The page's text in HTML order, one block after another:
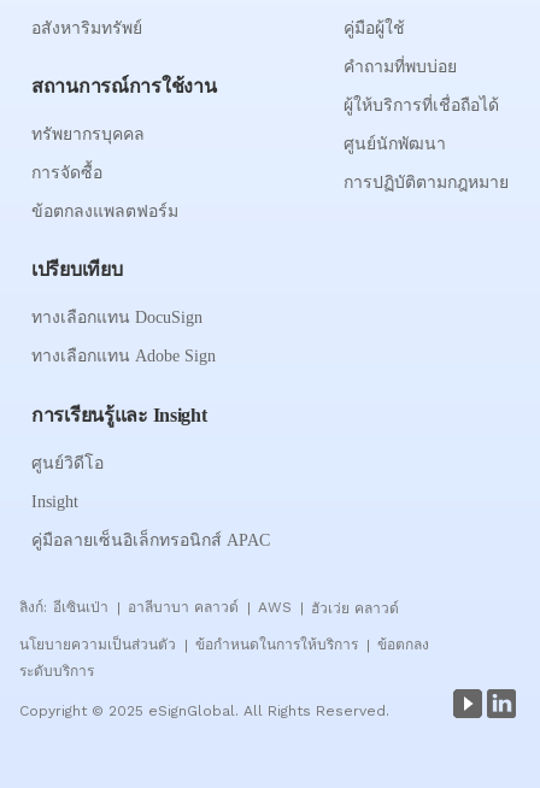
อสังหาริมทรัพย์
สถานการณ์การใช้งาน
ทรัพยากรบุคคล
การจัดซื้อ
ข้อตกลงแพลตฟอร์ม
เปรียบเทียบ
ทางเลือกแทน DocuSign
ทางเลือกแทน Adobe Sign
คู่มือผู้ใช้
คำถามที่พบบ่อย
ผู้ให้บริการที่เชื่อถือได้
ศูนย์นักพัฒนา
การปฏิบัติตามกฎหมาย
การเรียนรู้และ Insight
ศูนย์วิดีโอ
Insight
คู่มือลายเซ็นอิเล็กทรอนิกส์ APAC
ลิงก์: อีเซินเป่า อาลีบาบา คลาวด์ AWS ฮัวเว่ย คลาวด์
นโยบายความเป็นส่วนตัว | ข้อกำหนดในการให้บริการ | ข้อตกลง
ระดับบริการ
Copyright © 2025 eSignGlobal. All Rights Reserved.